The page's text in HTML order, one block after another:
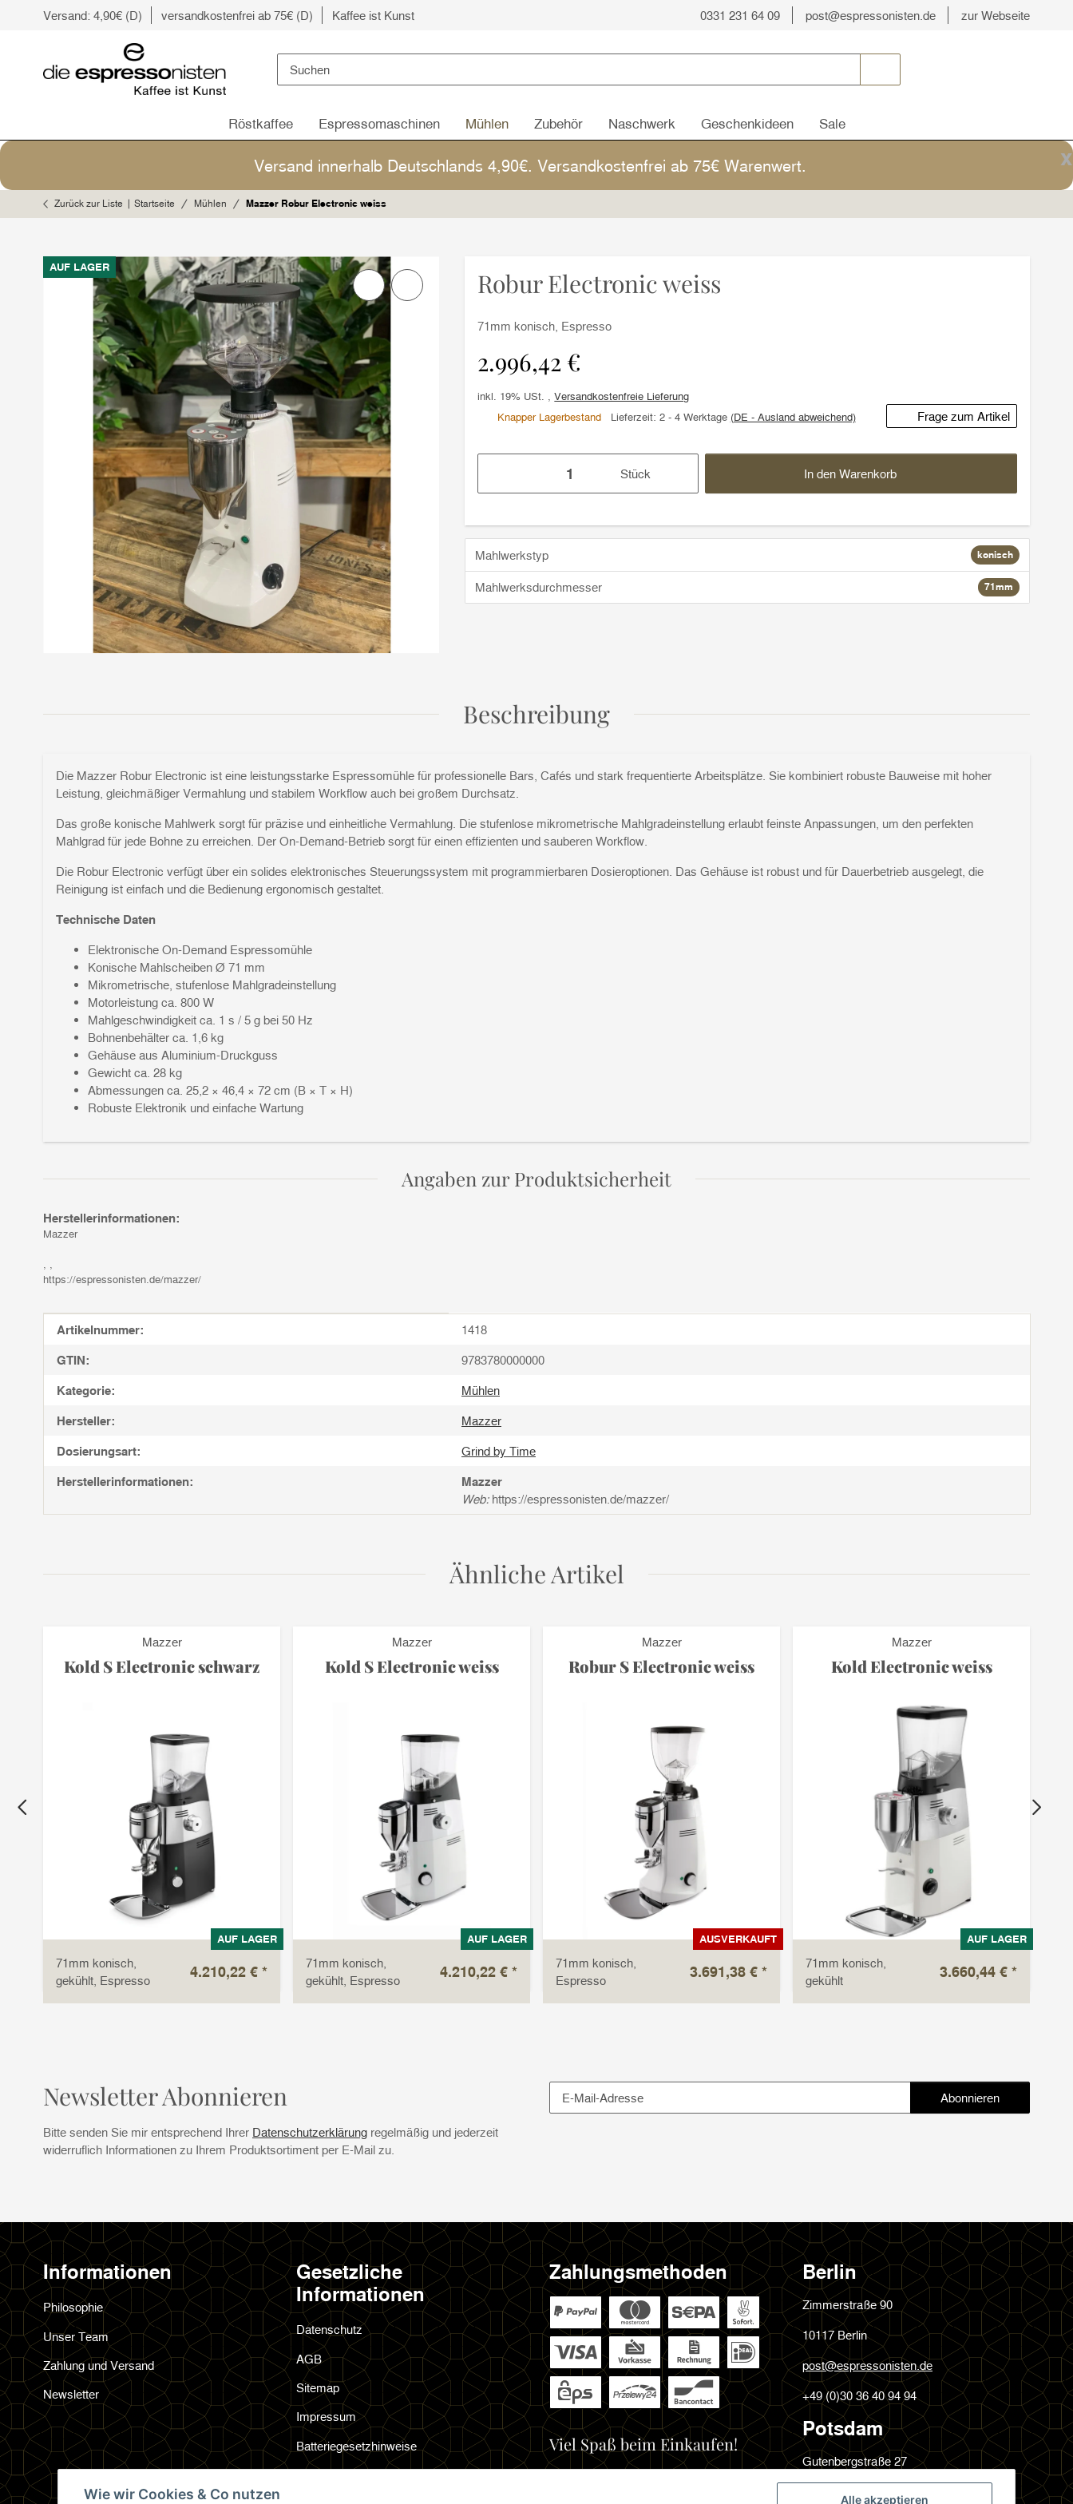
Alle akzeptieren
Wie wir Cookies & Co nutzen
Versand: 4,90€ (D) versandkostenfrei ab 75€ (D) Kaffee ist Kunst 0331 231 64 09 post@espressonisten.de zur Webseite
Röstkaffee Espressomaschinen Mühlen Zubehör Naschwerk Geschenkideen Sale
x
Versand innerhalb Deutschlands 4,90€. Versandkostenfrei ab 75€ Warenwert.
Zurück zur Liste Startseite Mühlen Mazzer Robur Electronic weiss
AUF LAGER
Robur Electronic weiss
71mm konisch, Espresso
2.996,42 €
inkl. 19% USt. ,Versandkostenfreie Lieferung
Knapper Lagerbestand
Lieferzeit: 2 - 4 Werktage (DE - Ausland abweichend) Frage zum Artikel
Stück In den Warenkorb
Mahlwerkstyp konisch
Mahlwerksdurchmesser 71mm
Beschreibung
Die Mazzer Robur Electronic ist eine leistungsstarke Espressomühle für professionelle Bars, Cafés und stark frequentierte Arbeitsplätze. Sie kombiniert robuste Bauweise mit hoher
Leistung, gleichmäßiger Vermahlung und stabilem Workflow auch bei großem Durchsatz.
Das große konische Mahlwerk sorgt für präzise und einheitliche Vermahlung. Die stufenlose mikrometrische Mahlgradeinstellung erlaubt feinste Anpassungen, um den perfekten
Mahlgrad für jede Bohne zu erreichen. Der On-Demand-Betrieb sorgt für einen effizienten und sauberen Workflow.
Die Robur Electronic verfügt über ein solides elektronisches Steuerungssystem mit programmierbaren Dosieroptionen. Das Gehäuse ist robust und für Dauerbetrieb ausgelegt, die
Reinigung ist einfach und die Bedienung ergonomisch gestaltet.
Technische Daten
Elektronische On-Demand Espressomühle
Konische Mahlscheiben Ø 71 mm
Mikrometrische, stufenlose Mahlgradeinstellung
Motorleistung ca. 800 W
Mahlgeschwindigkeit ca. 1 s / 5 g bei 50 Hz
Bohnenbehälter ca. 1,6 kg
Gehäuse aus Aluminium-Druckguss
Gewicht ca. 28 kg
Abmessungen ca. 25,2 × 46,4 × 72 cm (B × T × H)
Robuste Elektronik und einfache Wartung
Angaben zur Produktsicherheit
Herstellerinformationen:
Mazzer
https://espressonisten.de/mazzer/
Produkteigenschaft
Wert
Artikelnummer: 1418
GTIN: 9783780000000
Kategorie: Mühlen
Hersteller: Mazzer
Dosierungsart: Grind by Time
Herstellerinformationen:
Mazzer
Web:https://espressonisten.de/mazzer/
Ähnliche Artikel
Mazzer
Kold S Electronic schwarz
AUF LAGER
71mm konisch,
gekühlt, Espresso
4.210,22 € *
Mazzer
Kold S Electronic weiss
AUF LAGER
71mm konisch,
gekühlt, Espresso
4.210,22 € *
Mazzer
Robur S Electronic weiss
AUSVERKAUFT
71mm konisch,
Espresso
3.691,38 € *
Mazzer
Kold Electronic weiss
AUF LAGER
71mm konisch,
gekühlt
3.660,44 € *
Newsletter Abonnieren
Bitte senden Sie mir entsprechend Ihrer Datenschutzerklärung regelmäßig und jederzeit
widerruflich Informationen zu Ihrem Produktsortiment per E-Mail zu.
AbonnierenAbonnieren
Informationen
Philosophie
Unser Team
Zahlung und Versand
Newsletter
Gesetzliche
Informationen
Datenschutz
AGB
Sitemap
Impressum
Batteriegesetzhinweise
Widerrufsrecht
Zahlungsmethoden
Viel Spaß beim Einkaufen!
Berlin
Zimmerstraße 90
10117 Berlin
post@espressonisten.de
+49 (0)30 36 40 94 94
Potsdam
Gutenbergstraße 27